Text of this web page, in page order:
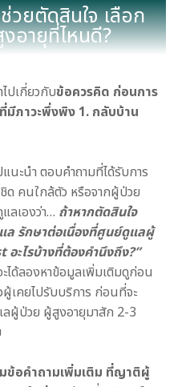
วยตัดสินใจ เลือก
อายุที่ไหนดี?
ปเกี่ยวกับข้อควรคิด ก่อนการ
มีภาวะพึ่งพิง 1. กลับบ้าน
นะนำ ตอบคำถามที่ได้รับการ
ด คนใกล้ตัว หรือจากผู้ป่วย
ลเองว่า… ถ้าหากตัดสินใจ
ล รักษาต่อเนื่องที่ศูนย์ดูแลผู้
ะไรบ้างที่ต้องคำนึงถึง?”
ด้ลองหาข้อมูลเพิ่มเติมดูก่อน
ผู้เคยไปรับบริการ ก่อนที่จะ
ผู้ป่วย ผู้สูงอายุมาสัก 2-3
ข้อคำถามเพิ่มเติม ที่ญาติผู้